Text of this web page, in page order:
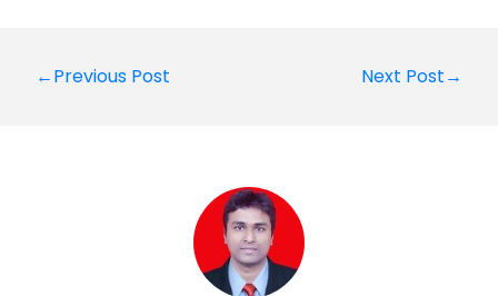
Post
←Previous Post Next Post→